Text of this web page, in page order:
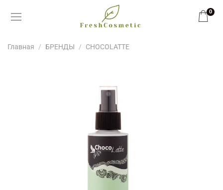
0
Главная БРЕНДЫ CHOCOLATTE